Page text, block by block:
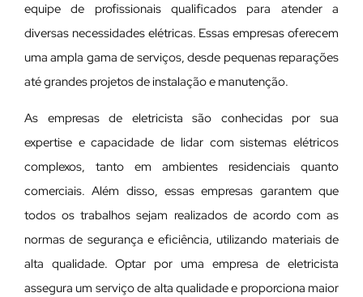
equipe de profissionais qualificados para atender a
diversas necessidades elétricas. Essas empresas oferecem
uma ampla gama de serviços, desde pequenas reparações
até grandes projetos de instalação e manutenção.
As empresas de eletricista são conhecidas por sua
expertise e capacidade de lidar com sistemas elétricos
complexos, tanto em ambientes residenciais quanto
comerciais. Além disso, essas empresas garantem que
todos os trabalhos sejam realizados de acordo com as
normas de segurança e eficiência, utilizando materiais de
alta qualidade. Optar por uma empresa de eletricista
assegura um serviço de alta qualidade e proporciona maior